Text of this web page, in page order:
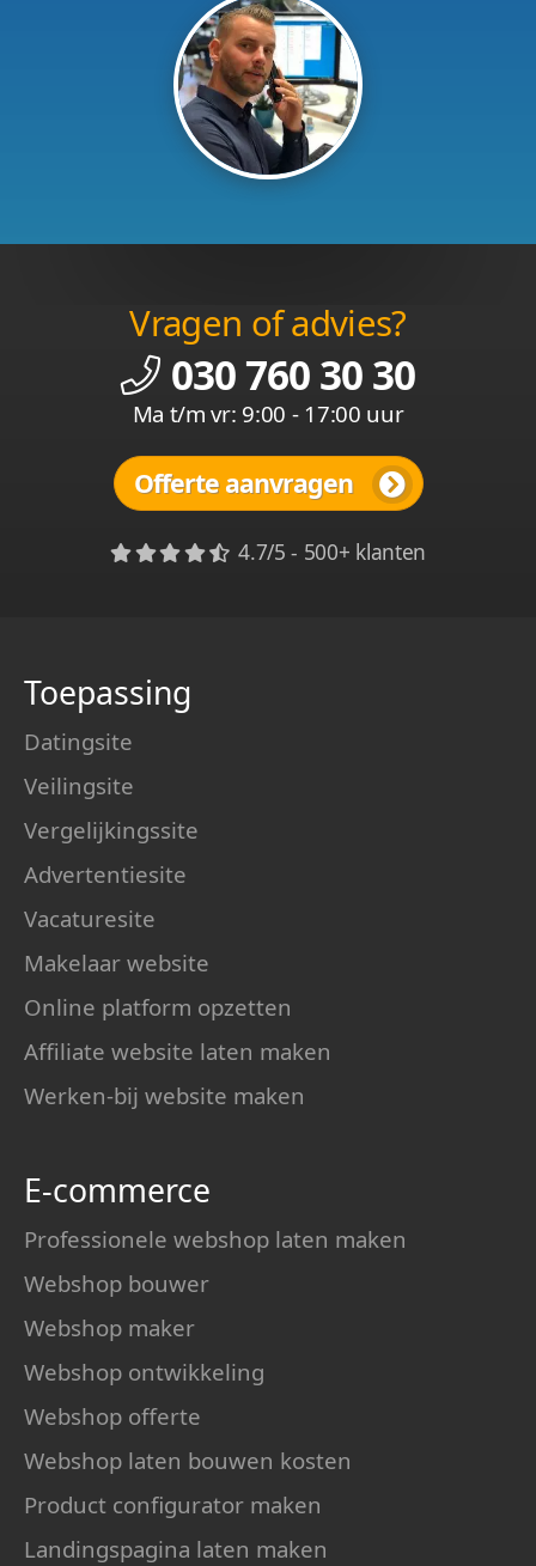
Vragen of advies?
030 760 30 30
Ma t/m vr: 9:00 - 17:00 uur
Offerte aanvragen
4.7/5 - 500+ klanten
Toepassing
Datingsite
Veilingsite
Vergelijkingssite
Advertentiesite
Vacaturesite
Makelaar website
Online platform opzetten
Affiliate website laten maken
Werken-bij website maken
E-commerce
Professionele webshop laten maken
Webshop bouwer
Webshop maker
Webshop ontwikkeling
Webshop offerte
Webshop laten bouwen kosten
Product configurator maken
Landingspagina laten maken